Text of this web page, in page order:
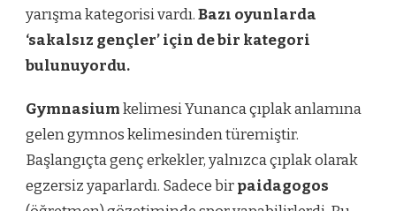
yarışma kategorisi vardı.Bazı oyunlarda
‘sakalsız gençler’ için de bir kategori
bulunuyordu.
Gymnasiumkelimesi Yunanca çıplak anlamına
gelen gymnos kelimesinden türemiştir.
Başlangıçta genç erkekler, yalnızca çıplak olarak
egzersiz yaparlardı. Sadece birpaidagogos